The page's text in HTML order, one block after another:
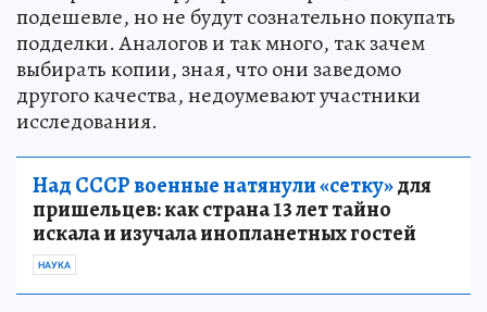
подешевле, но не будут сознательно покупать
подделки. Аналогов и так много, так зачем
выбирать копии, зная, что они заведомо
другого качества, недоумевают участники
исследования.
Над СССР военные натянули «сетку»для
пришельцев: как страна 13 лет тайно
искала и изучала инопланетных гостей
НАУКА